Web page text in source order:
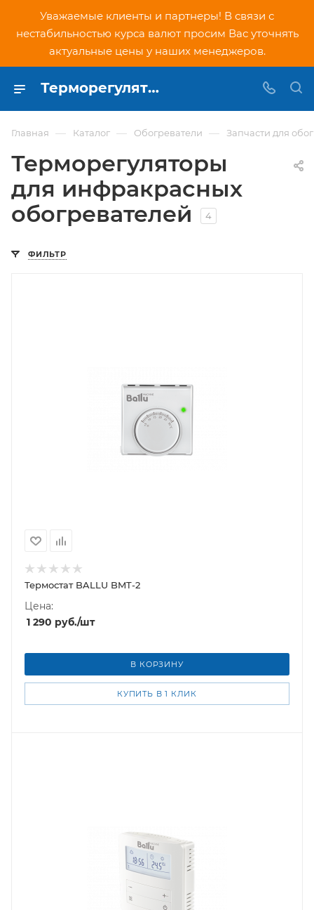
Уважаемые клиенты и партнеры! В связи с
нестабильностью курса валют просим Вас уточнять
актуальные цены у наших менеджеров.
Терморегуляторы для инфракрасных обогревателей купить в Москве по низким ценам в интернет-магазине PNDtech.ru
Главная — Каталог — Обогреватели — Запчасти для
Терморегуляторы
для инфракрасных
обогревателей
4
ФИЛЬТР
Термостат BALLU BMT-2
Цена:
1 290 руб./шт
В КОРЗИНУ
КУПИТЬ В 1 КЛИК